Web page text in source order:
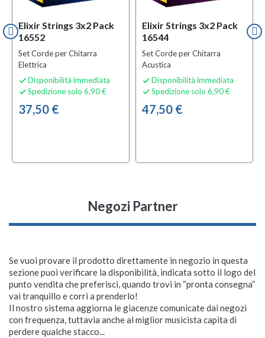
Elixir Strings 3x2 Pack
16552
Set Corde per Chitarra
Elettrica
 Disponibilità immediata
 Spedizione solo 6,90 €
37,50 €
Elixir Strings 3x2 Pack
16544
Set Corde per Chitarra
Acustica
 Disponibilità immediata
 Spedizione solo 6,90 €
47,50 €
Negozi Partner
Se vuoi provare il prodotto direttamente in negozio in questa
sezione puoi verificare la disponibilità, indicata sotto il logo del
punto vendita che preferisci, quando trovi in “pronta consegna”
vai tranquillo e corri a prenderlo!
Il nostro sistema aggiorna le giacenze comunicate dai negozi
con frequenza, tuttavia anche al miglior musicista capita di
perdere qualche stacco...